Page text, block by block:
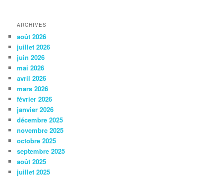
ARCHIVES
août 2026
juillet 2026
juin 2026
mai 2026
avril 2026
mars 2026
février 2026
janvier 2026
décembre 2025
novembre 2025
octobre 2025
septembre 2025
août 2025
juillet 2025